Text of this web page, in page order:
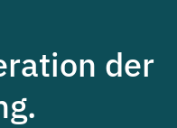
der